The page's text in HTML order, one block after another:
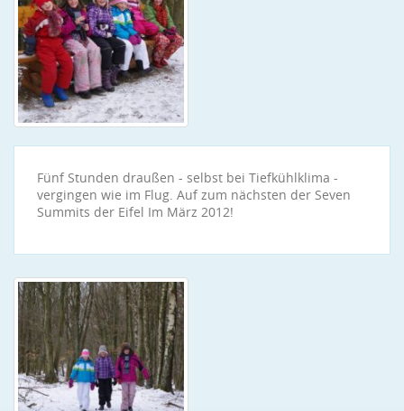
Fünf Stunden draußen - selbst bei Tiefkühlklima -
vergingen wie im Flug. Auf zum nächsten der Seven
Summits der Eifel Im März 2012!